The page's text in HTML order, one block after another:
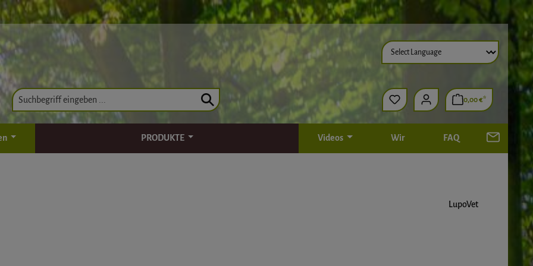
0,00 €*
PRODUKTE Videos Wir FAQ
LupoVet